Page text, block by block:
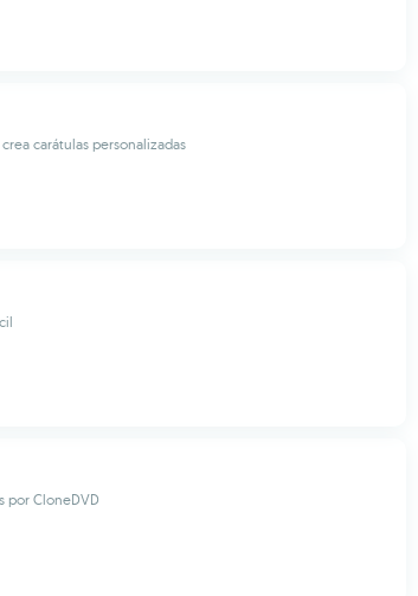
carátulas personalizadas
por CloneDVD